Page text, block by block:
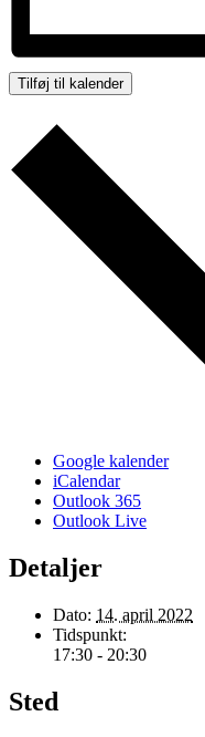
Tilføj til kalender
Google kalender
iCalendar
Outlook 365
Outlook Live
Detaljer
Dato: 14. april 2022
Tidspunkt:
17:30 - 20:30
Sted